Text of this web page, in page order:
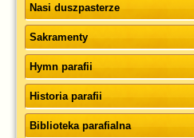
Nasi duszpasterze
Sakramenty
Hymn parafii
Historia parafii
Biblioteka parafialna